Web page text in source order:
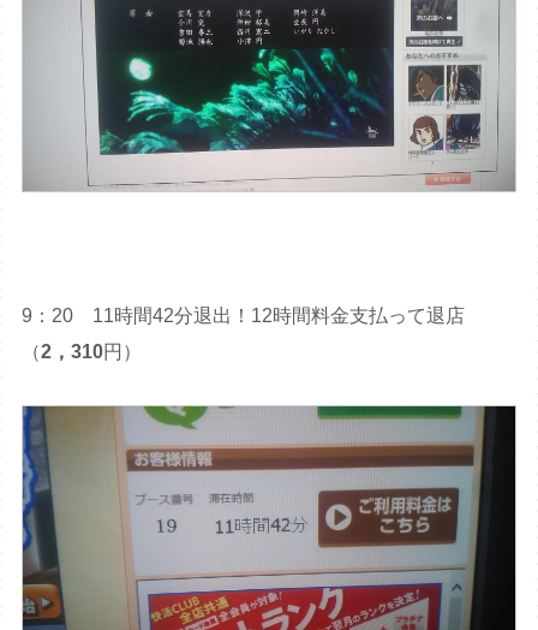
9：20 11時間42分退出！12時間料金支払って退店
（2，310円）